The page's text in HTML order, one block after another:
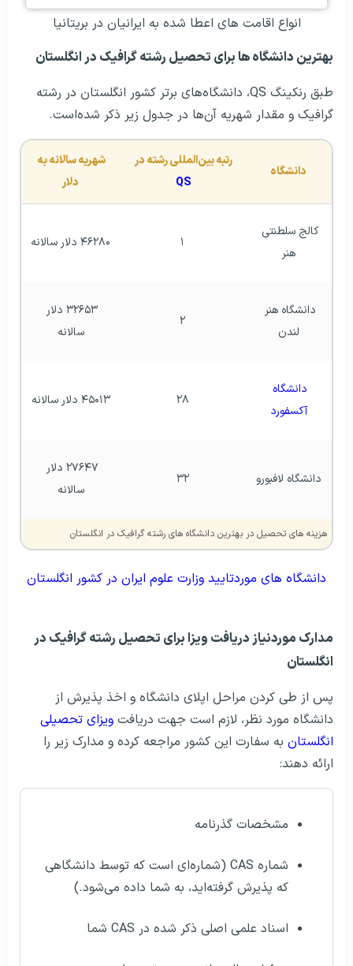
انواع اقامت های اعطا شده به ایرانیان در بریتانیا
بهترین دانشگاه ها برای تحصیل رشته گرافیک در انگلستان
طبق رنکینگ QS، دانشگاه‌های برتر کشور انگلستان در رشته
گرافیک و مقدار شهریه آن‌ها در جدول زیر ذکر شده‌است.
دانشگاه
رتبه بین‌المللی رشته در
QS
دلار
هنر
۱ ۴۶۲۸۰ دلار سالانه
لندن
۲
سالانه
آکسفورد
۲۸ ۴۵۰۱۳ دلار سالانه
دانشگاه لافبورو ۳۲
سالانه
هزینه های تحصیل در بهترین دانشگاه های رشته گرافیک در انگلستان
دانشگاه های موردتایید وزارت علوم ایران در کشور انگلستان
مدارک موردنیاز دریافت ویزا برای تحصیل رشته گرافیک در
انگلستان
پس از طی کردن مراحل اپلای دانشگاه و اخذ پذیرش از
دانشگاه مورد نظر، لازم است جهت دریافت ویزای تحصیلی
انگلستان به سفارت این کشور مراجعه کرده و مدارک زیر را
ارائه دهند:
مشخصات گذرنامه
شماره CAS (شماره‌ای است که توسط دانشگاهی
که پذیرش گرفته‌اید، به شما داده می‌شود.)
اسناد علمی اصلی ذکر شده در CAS شما